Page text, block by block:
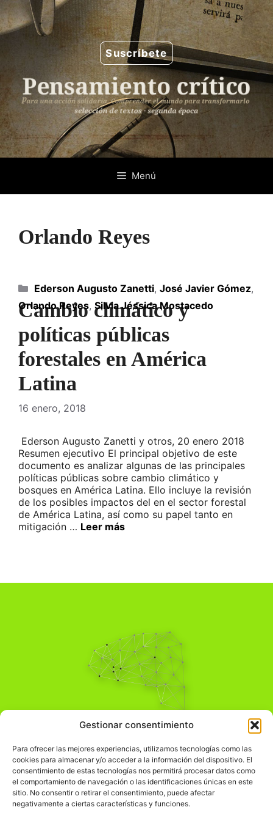
Gestionar consentimiento
Para ofrecer las mejores experiencias, utilizamos tecnologías como las
cookies para almacenar y/o acceder a la información del dispositivo. El
consentimiento de estas tecnologías nos permitirá procesar datos como
el comportamiento de navegación o las identificaciones únicas en este
sitio. No consentir o retirar el consentimiento, puede afectar
negativamente a ciertas características y funciones.
Saltar
al
contenido
Suscríbete
Menú
Orlando Reyes
Cambio climático y
políticas públicas
forestales en América
Latina
16 enero, 2018
Ederson Augusto Zanetti y otros, 20 enero 2018
Resumen ejecutivo El principal objetivo de este
documento es analizar algunas de las principales
políticas públicas sobre cambio climático y
bosques en América Latina. Ello incluye la revisión
de los posibles impactos del en el sector forestal
de América Latina, así como su papel tanto en
mitigación … Leer más
Categorías
Ederson Augusto Zanetti, José Javier Gómez,
Orlando Reyes, Silvia Jéssica Mostacedo
Pensamiento Crítico
Comprender el mundo para transformarlo.
Información Legal